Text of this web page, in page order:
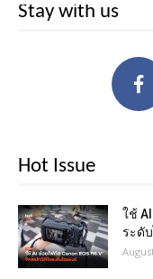
Stay with us
Hot Issue
ใช้
ระดั